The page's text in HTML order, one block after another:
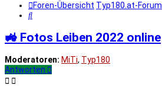
Foren-Übersicht Typ180.at-Forum
Suche
🚜 Fotos Leiben 2022 online
Moderatoren: MiTi, Typ180
Antworten